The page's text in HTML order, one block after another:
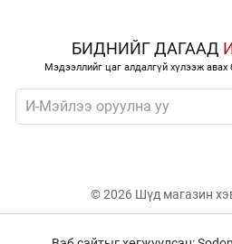
БИДНИЙГ ДАГААД
Мэдээллийг цаг алдалгүй хүлээж авах
© 2026 Шүд магазин